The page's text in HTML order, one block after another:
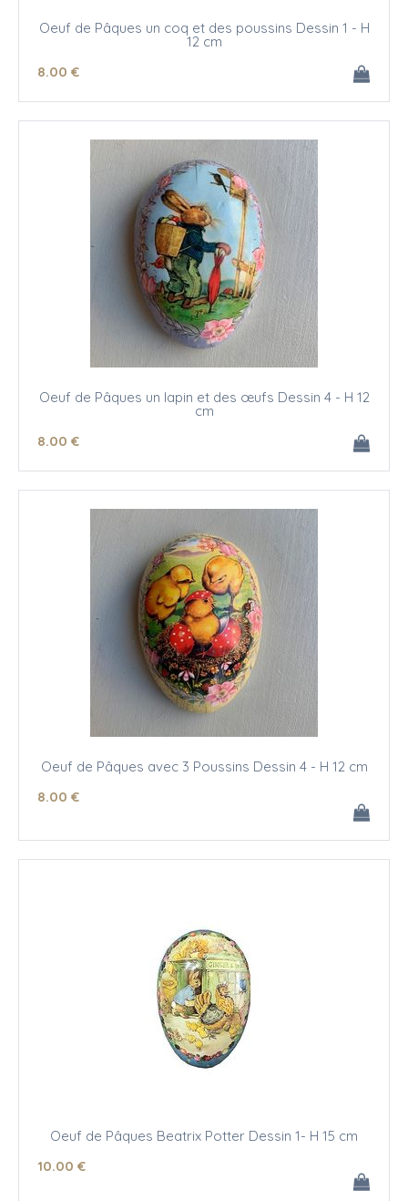
Oeuf de Pâques un coq et des poussins Dessin 1 - H
12 cm
8.00 €
Oeuf de Pâques un lapin et des œufs Dessin 4 - H 12
cm
8.00 €
Oeuf de Pâques avec 3 Poussins Dessin 4 - H 12 cm
8.00 €
Oeuf de Pâques Beatrix Potter Dessin 1- H 15 cm
10.00 €